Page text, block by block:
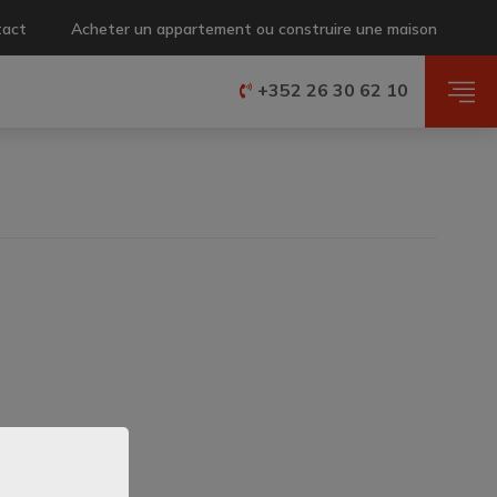
Acheter un appartement ou construire une maison
+352 26 30 62 10